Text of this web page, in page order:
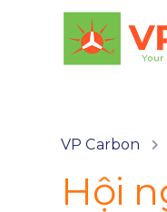
VP Carbon
Hội